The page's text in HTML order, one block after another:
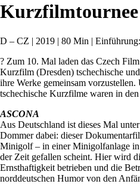
Kurzfilmtournee
D – CZ | 2019 | 80 Min |
? Zum 10. Mal laden das Czech
Kurzfilm (Dresden) tschechische
ihre Werke gemeinsam vorzustellen.
tschechische Kurzfilme waren in
ASCONA
Aus Deutschland ist dieses Mal
Dommer dabei: dieser
Minigolf – in einer Minigolfanlage
der Zeit gefallen scheint. Hier wird
Ernsthaftigkeit betrieben und die
norddeutschen Humor von den